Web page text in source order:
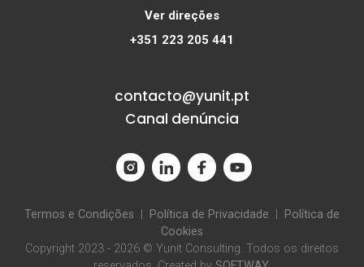
Ver direções
+351 223 205 441
contacto@yunit.pt
Canal denúncia
Termos e Condições Política de Privacidade
Política de
Cookies
Copyright 2023 - 2026 © Yunit Consulting. Todos os direitos